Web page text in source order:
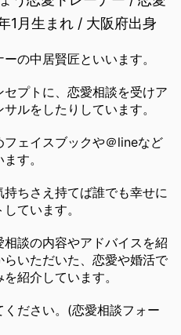
1月生まれ / 大阪府出身
の中居賢匠といいます。
セプトに、恋愛相談を受けア
ルをしたりしています。
ェイスブックや＠lineなど
す。
ちさえ持てば誰でも幸せに
ています。
談の内容やアドバイスを紹
いただいた、恋愛や婚活で
紹介しています。
ださい。(恋愛相談フォー